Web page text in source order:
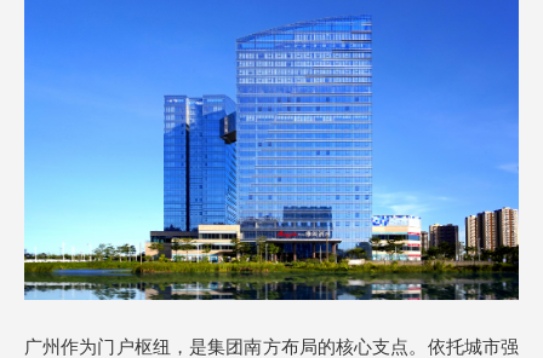
广州作为门户枢纽，是集团南方布局的核心支点。依托城市强